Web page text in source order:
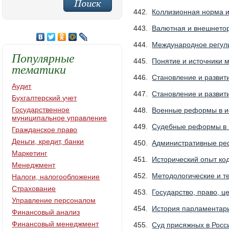
442. Коллизионная норма
443. Валютная и
444. Международное
445. Понятие и источники
446.Становление и
447.Становление и
448. Военные реформы в
449.Судебные реформы в
450.Административные
451. Исторический опыт
452. Методологические и
453. Государство, право,
454. История
455.Суд присяжных в
Популярные
тематики
Аудит
Бухгалтерский учет
Государственное
муниципальное управление
Гражданское право
Деньги, кредит, банки
Маркетинг
Менеджмент
Налоги, налогообложение
Страхование
Управление персоналом
Финансовый анализ
Финансовый менеджмент